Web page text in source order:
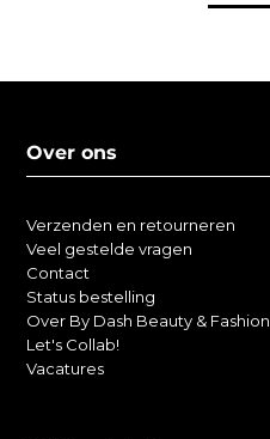
Over ons
Verzenden en retourneren
Veel gestelde vragen
Contact
Status bestelling
Over By Dash Beauty & Fashion
Let's Collab!
Vacatures